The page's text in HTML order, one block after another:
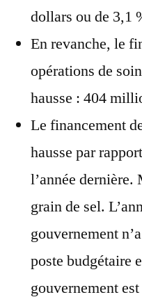
dollars ou de 3,1
En revanche, le
opérations de
hausse : 404
Le financement
hausse par
l’année dernière.
grain de sel.
gouvernement
poste budgétaire
gouvernement